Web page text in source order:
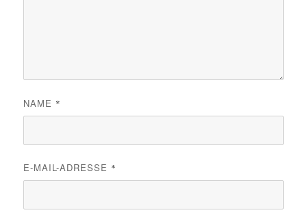
NAME *
E-MAIL-ADRESSE *